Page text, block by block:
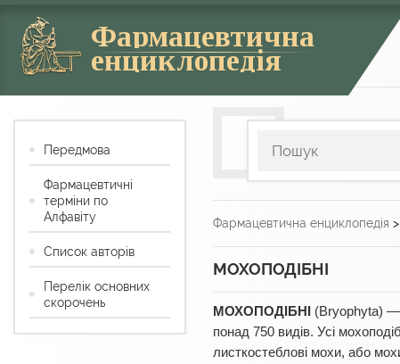
Фармацевтична
енциклопедія
Фармацевтична енциклопедія >
МОХОПОДІБНІ
МОХОПОДІБНІ
(Bryophyta) —
понад 750 видів. Усі
листкостеблові мохи, або
Передмова
Фармацевтичні
терміни по
Алфавіту
Список авторів
Перелік основних
скорочень